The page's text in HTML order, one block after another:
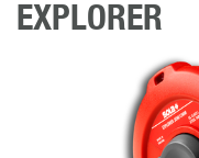
EXPLORER